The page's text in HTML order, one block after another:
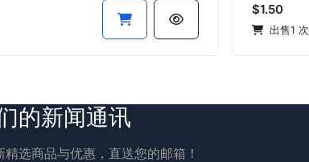
$1.50
出售1 次
的新闻通讯
选商品与优惠，直送您的邮箱！